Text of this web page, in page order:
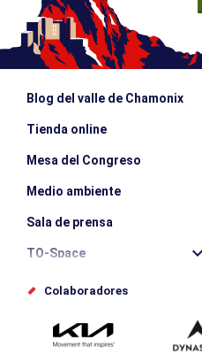
Blog del valle de Chamonix
Tienda online
Mesa del Congreso
Medio ambiente
Sala de prensa
TO-Space
Offices de tourisme
Envíe su evento
Colaboradores